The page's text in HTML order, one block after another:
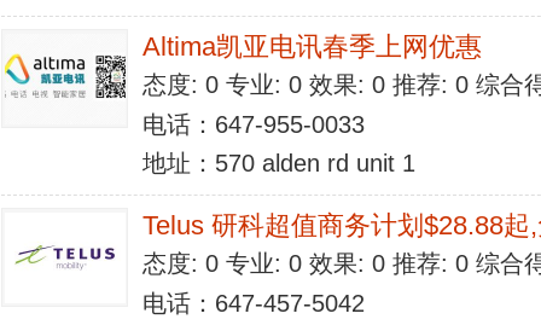
Altima凯亚电讯春季上网优惠
态度: 0 专业: 0 效果: 0 推荐: 0 综合
电话：647-955-0033
地址：570 alden rd unit 1
Telus 研科超值商务计划$28.88起
态度: 0 专业: 0 效果: 0 推荐: 0 综合
电话：647-457-5042